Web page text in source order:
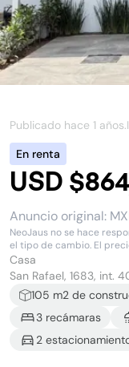
Publicado hace 1 años.
En renta
USD
Anuncio original:
NeoJaus no se hace
el tipo de cambio. El
Casa
San Rafael, 1683, int.
105 m2 de
3 recámaras
2